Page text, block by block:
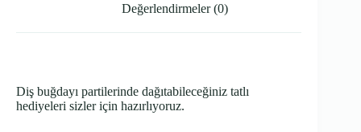
Değerlendirmeler (0)
Diş buğdayı partilerinde dağıtabileceğiniz tatlı
hediyeleri sizler için hazırlıyoruz.